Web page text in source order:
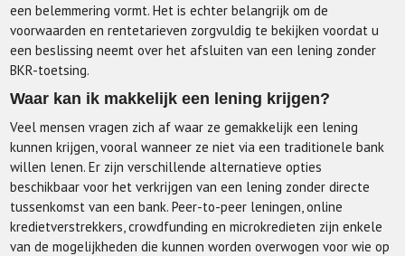
een belemmering vormt. Het is echter belangrijk om de
voorwaarden en rentetarieven zorgvuldig te bekijken voordat u
een beslissing neemt over het afsluiten van een lening zonder
BKR-toetsing.
Waar kan ik makkelijk een lening krijgen?
Veel mensen vragen zich af waar ze gemakkelijk een lening
kunnen krijgen, vooral wanneer ze niet via een traditionele bank
willen lenen. Er zijn verschillende alternatieve opties
beschikbaar voor het verkrijgen van een lening zonder directe
tussenkomst van een bank. Peer-to-peer leningen, online
kredietverstrekkers, crowdfunding en microkredieten zijn enkele
van de mogelijkheden die kunnen worden overwogen voor wie op